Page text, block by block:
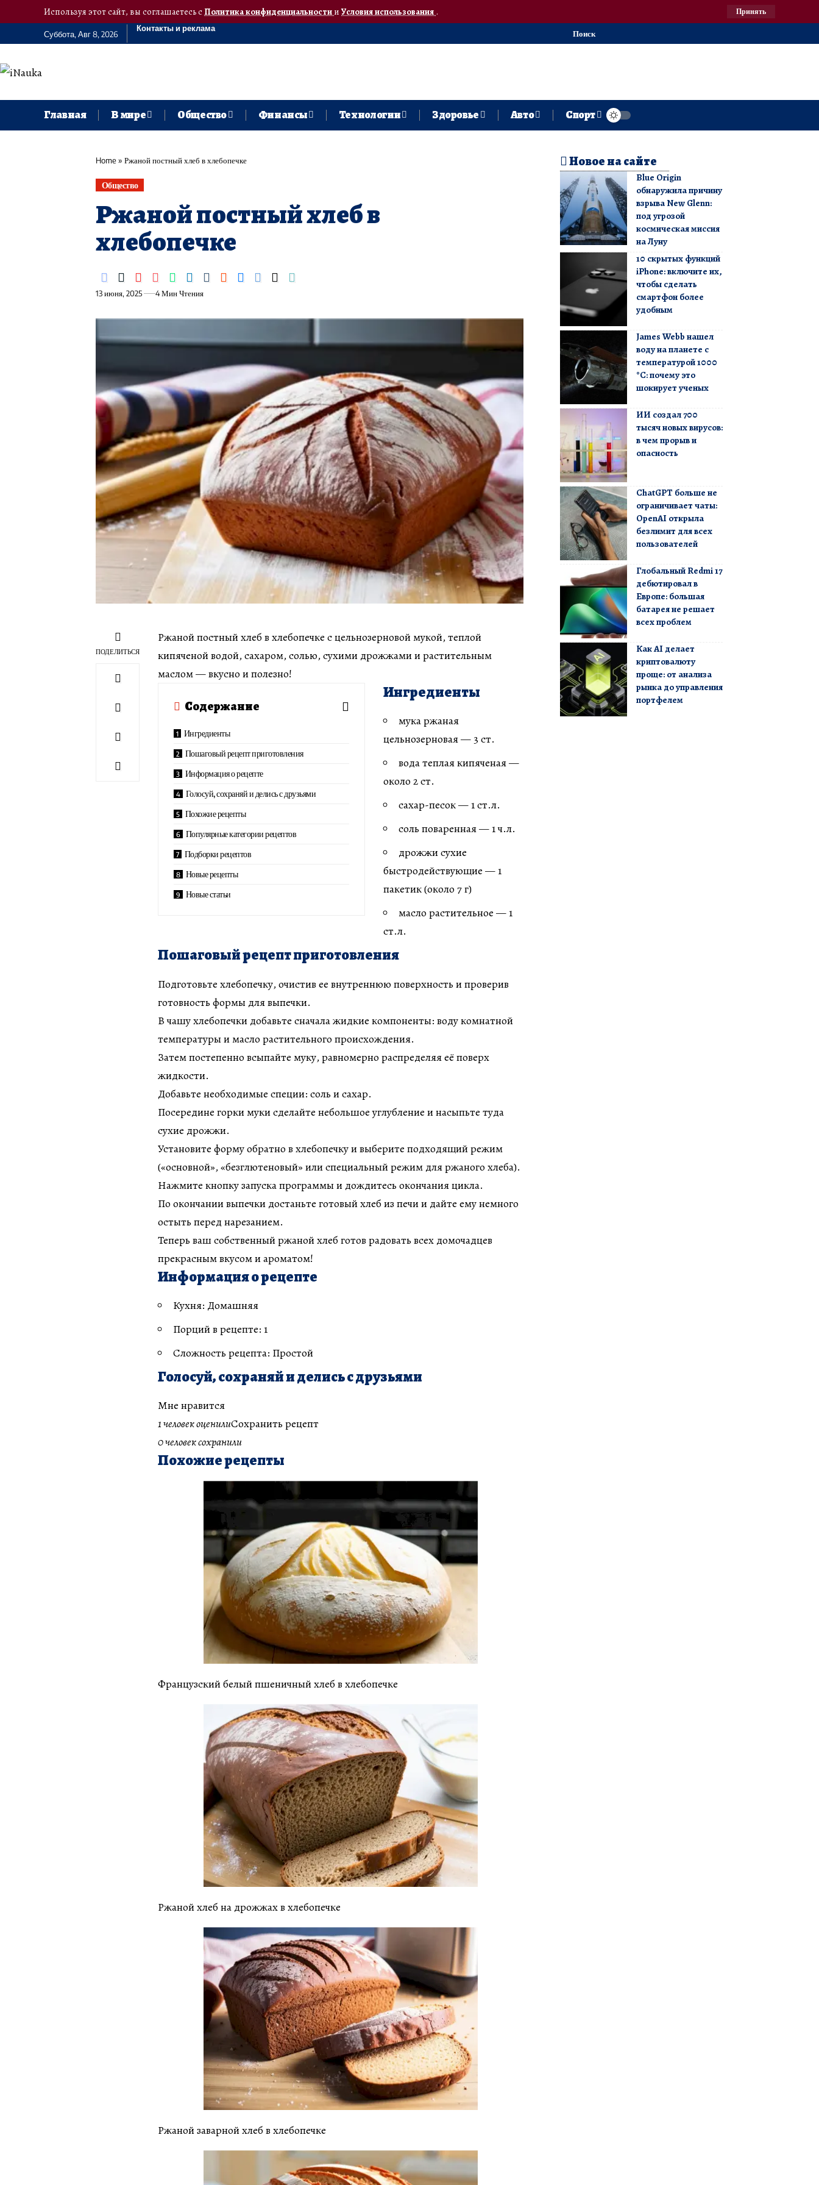
Используя этот сайт, вы соглашаетесь сПолитика конфиденциальностии Условия использования. Принять
Суббота, Авг 8, 2026
Контакты и реклама
Поиск
Главная В мире Общество Финансы Технологии Здоровье Авто Спорт
Home» Ржаной постный хлеб в хлебопечке
Общество
Ржаной постный хлеб в
хлебопечке
13 июня, 2025 4 Мин Чтения
ПОДЕЛИТЬСЯ
Ржаной постный хлеб в хлебопечке с цельнозерновой мукой, теплой
кипяченой водой, сахаром, солью, сухими дрожжами и растительным
маслом — вкусно и полезно!
Содержание
Ингредиенты
Пошаговый рецепт приготовления
Информация о рецепте
Голосуй, сохраняй и делись с друзьями
Похожие рецепты
Популярные категории рецептов
Подборки рецептов
Новые рецепты
Новые статьи
Ингредиенты
мука ржаная
цельнозерновая — 3 ст.
вода теплая кипяченая —
около 2 ст.
сахар-песок — 1 ст.л.
соль поваренная — 1 ч.л.
дрожжи сухие
быстродействующие — 1
пакетик (около 7 г)
масло растительное — 1
ст.л.
Пошаговый рецепт приготовления
Подготовьте хлебопечку, очистив ее внутреннюю поверхность и проверив
готовность формы для выпечки.
В чашу хлебопечки добавьте сначала жидкие компоненты: воду комнатной
температуры и масло растительного происхождения.
Затем постепенно всыпайте муку, равномерно распределяя её поверх
жидкости.
Добавьте необходимые специи: соль и сахар.
Посередине горки муки сделайте небольшое углубление и насыпьте туда
сухие дрожжи.
Установите форму обратно в хлебопечку и выберите подходящий режим
(«основной», «безглютеновый» или специальный режим для ржаного хлеба).
Нажмите кнопку запуска программы и дождитесь окончания цикла.
По окончании выпечки достаньте готовый хлеб из печи и дайте ему немного
остыть перед нарезанием.
Теперь ваш собственный ржаной хлеб готов радовать всех домочадцев
прекрасным вкусом и ароматом!
Информация о рецепте
Кухня: Домашняя
Порций в рецепте: 1
Сложность рецепта: Простой
Голосуй, сохраняй и делись с друзьями
Мне нравится
1 человек оценилиСохранить рецепт
0 человек сохранили
Похожие рецепты
Французский белый пшеничный хлеб в хлебопечке
Ржаной хлеб на дрожжах в хлебопечке
Ржаной заварной хлеб в хлебопечке
Новое на сайте
Blue Origin
обнаружила причину
взрыва New Glenn:
под угрозой
космическая миссия
на Луну
10 скрытых функций
iPhone: включите их,
чтобы сделать
смартфон более
удобным
James Webb нашел
воду на планете с
температурой 1000
°C: почему это
шокирует ученых
ИИ создал 700
тысяч новых вирусов:
в чем прорыв и
опасность
ChatGPT больше не
ограничивает чаты:
OpenAI открыла
безлимит для всех
пользователей
Глобальный Redmi 17
дебютировал в
Европе: большая
батарея не решает
всех проблем
Как AI делает
криптовалюту
проще: от анализа
рынка до управления
портфелем